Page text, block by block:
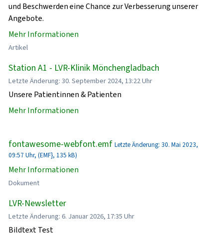
und Beschwerden eine Chance zur Verbesserung unserer
Angebote.
Mehr Informationen
Artikel
Station A1 - LVR-Klinik Mönchengladbach
Letzte Änderung: 30. September 2024, 13:22 Uhr
Unsere Patientinnen & Patienten
Mehr Informationen
fontawesome-webfont.emf Letzte Änderung: 30. Mai 2023,
09:57 Uhr, (EMF}, 135 kB)
Mehr Informationen
Dokument
LVR-Newsletter
Letzte Änderung: 6. Januar 2026, 17:35 Uhr
Bildtext Test